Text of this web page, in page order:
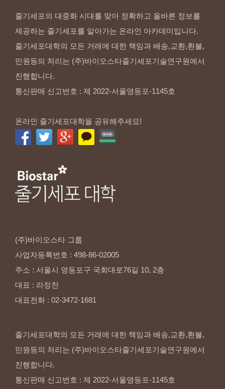
줄기세포의 대중화 시대를 맞아 정확하고 올바른 정보를
제공하는 줄기세포를 알아가는 온라인 아카데미입니다.
줄기세포대학의 모든 거래에 대한 책임과 배송,교환,환불,
민원등의 처리는 (주)바이오스타줄기세포기술연구원에서
진행합니다.
통신판매 신고번호 : 제 2022-서울영등포-1145호
온라인 줄기세포대학을 공유해주세요!
(주)바이오스타 그룹
사업자등록번호 : 498-86-02005
주소 : 서울시 영등포구 국회대로76길 10, 2층
대표 : 라정찬
대표전화 : 02-3472-1681
줄기세포대학의 모든 거래에 대한 책임과 배송,교환,환불,
민원등의 처리는 (주)바이오스타줄기세포기술연구원에서
진행합니다.
통신판매 신고번호 : 제 2022-서울영등포-1145호